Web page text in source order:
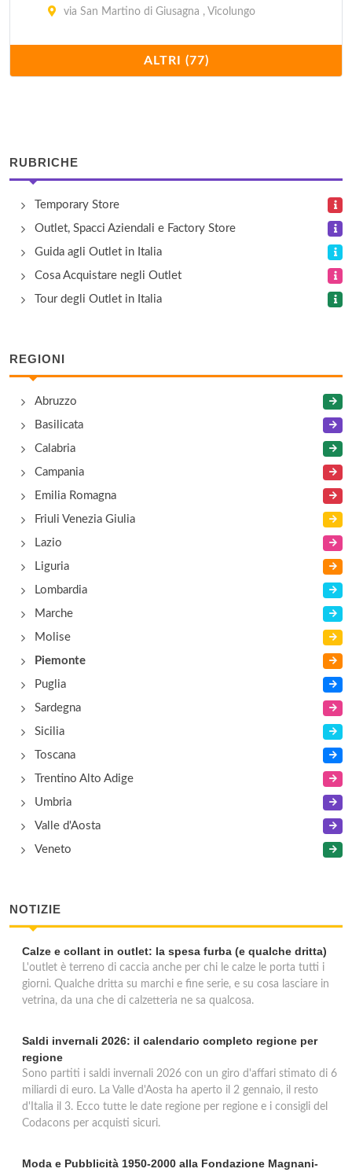
via San Martino di Giusagna , Vicolungo
via Monterosa 28, Paruzzaro
Bassetti
via Mazzini 1/a, Galliate
Biscottificio Camporelli
vicolo Monte Ariolo 3, Novara
Bottega Verde
via San Martino di Giusagna , Vicolungo
ALTRI (77)
RUBRICHE
Temporary Store
Outlet, Spacci Aziendali e Factory Store
Guida agli Outlet in Italia
Cosa Acquistare negli Outlet
Tour degli Outlet in Italia
REGIONI
Abruzzo
Basilicata
Calabria
Campania
Emilia Romagna
Friuli Venezia Giulia
Lazio
Liguria
Lombardia
Marche
Molise
Piemonte
Puglia
Sardegna
Sicilia
Toscana
Trentino Alto Adige
Umbria
Valle d'Aosta
Veneto
NOTIZIE
Calze e collant in outlet: la spesa furba (e qualche dritta)
L'outlet è terreno di caccia anche per chi le calze le porta tutti i
giorni. Qualche dritta su marchi e fine serie, e su cosa lasciare in
vetrina, da una che di calzetteria ne sa qualcosa.
Saldi invernali 2026: il calendario completo regione per
regione
Sono partiti i saldi invernali 2026 con un giro d'affari stimato di 6
miliardi di euro. La Valle d'Aosta ha aperto il 2 gennaio, il resto
d'Italia il 3. Ecco tutte le date regione per regione e i consigli del
Codacons per acquisti sicuri.
Moda e Pubblicità 1950-2000 alla Fondazione Magnani-